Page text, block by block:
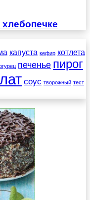
капуста кефир котлета
печенье пирог
соус творожный тест